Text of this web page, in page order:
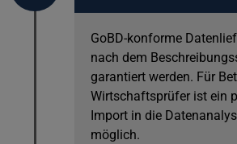
GoBD-konforme
nach dem
garantiert werden. Für
Wirtschaftsprüfer ist ein
Import in die
möglich.